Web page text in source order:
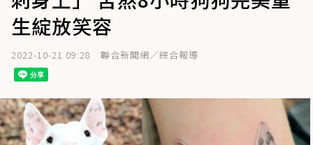
生綻放笑容
2022-10-21 09:28 聯合新聞網／綜合報導